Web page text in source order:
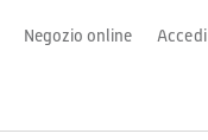
Negozio online Accedi